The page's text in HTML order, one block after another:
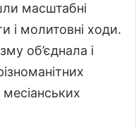
масштабні
і молитовні ходи.
об’єднала і
месіанських